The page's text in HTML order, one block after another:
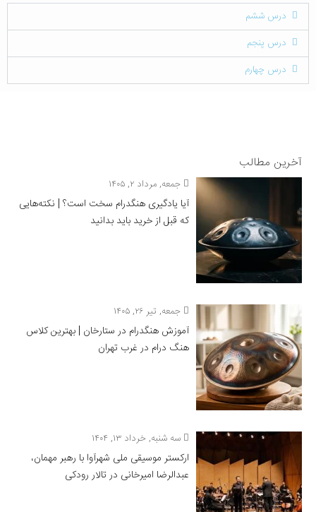
درس ششم
درس پنجم
درس چهارم
آخرین مطالب
جمعه, مرداد ۲, ۱۴۰۵
آیا یادگیری هنگدرام سخت است؟ | نکته‌هایی
که قبل از خرید باید بدانید
جمعه, تیر ۲۶, ۱۴۰۵
آموزش هنگدرام در ستارخان | بهترین کلاس
هنگ درام در غرب تهران
سه شنبه, خرداد ۱۳, ۱۴۰۴
ارکستر موسیقی ملی شهرآوا با رهبر مهمان،
عبدالرضا امیرخانی در تالار رودکی